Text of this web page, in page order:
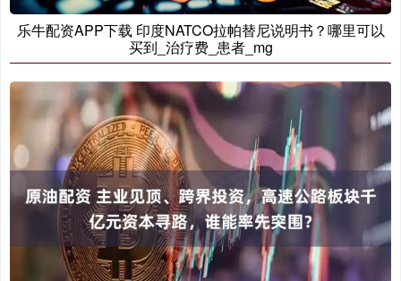
乐牛配资APP下载 印度NATCO拉帕替尼说明书？哪里可以
买到_治疗费_患者_mg